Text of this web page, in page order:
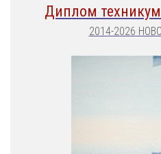
Диплом
2014-2026